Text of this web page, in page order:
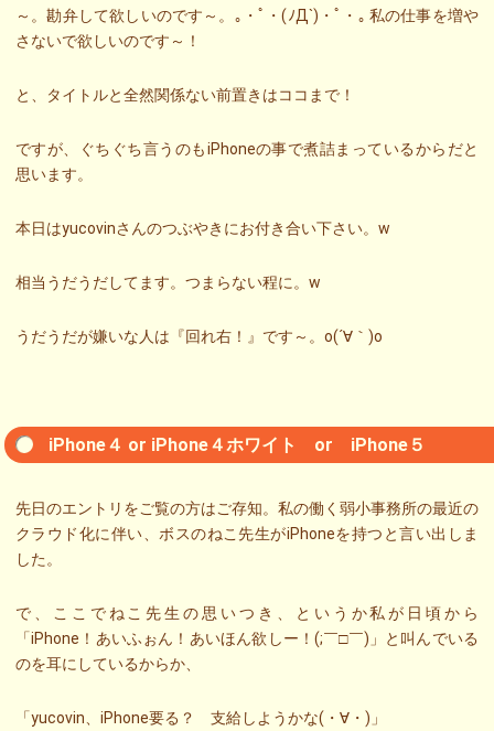
～。勘弁して欲しいのです～。｡・ﾟ・(ﾉД`)・ﾟ・｡ 私の仕事を増や
さないで欲しいのです～！
と、タイトルと全然関係ない前置きはココまで！
ですが、ぐちぐち言うのもiPhoneの事で煮詰まっているからだと
思います。
本日はyucovinさんのつぶやきにお付き合い下さい。w
相当うだうだしてます。つまらない程に。w
うだうだが嫌いな人は『回れ右！』です～。o(´∀｀)o
iPhone４ or iPhone４ホワイト or iPhone５
先日のエントリをご覧の方はご存知。私の働く弱小事務所の最近の
クラウド化に伴い、ボスのねこ先生がiPhoneを持つと言い出しま
した。
で、ここでねこ先生の思いつき、というか私が日頃から
「iPhone！あいふぉん！あいほん欲しー！(;￣□￣)」と叫んでいる
のを耳にしているからか、
「yucovin、iPhone要る？ 支給しようかな(・∀・)」